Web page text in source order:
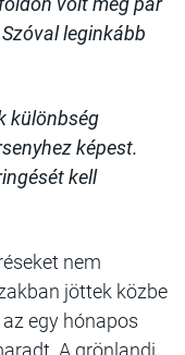
leginkább
különbség
képest.
kell
nem
jöttek közbe
egy hónapos
A grönlandi